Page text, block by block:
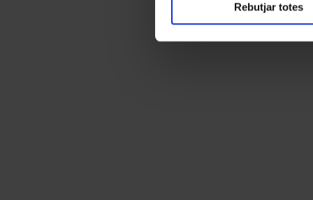
Rebutjar totes